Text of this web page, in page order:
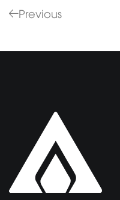
Previous